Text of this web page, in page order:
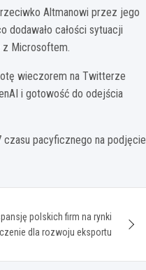
Altmanowi przez jego
dodawało całości sytuacji
z Microsoftem.
wieczorem na Twitterze
i gotowość do odejścia
czasu pacyficznego na podjęcie
polskich firm na rynki
dla rozwoju eksportu